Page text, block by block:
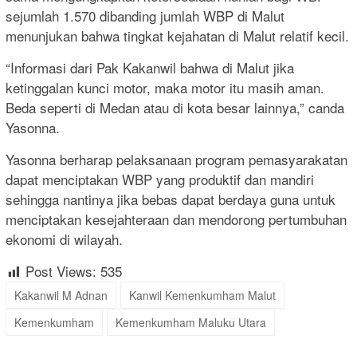
sejumlah 1.570 dibanding jumlah WBP di Malut
menunjukan bahwa tingkat kejahatan di Malut relatif kecil.
“Informasi dari Pak Kakanwil bahwa di Malut jika
ketinggalan kunci motor, maka motor itu masih aman.
Beda seperti di Medan atau di kota besar lainnya,” canda
Yasonna.
Yasonna berharap pelaksanaan program pemasyarakatan
dapat menciptakan WBP yang produktif dan mandiri
sehingga nantinya jika bebas dapat berdaya guna untuk
menciptakan kesejahteraan dan mendorong pertumbuhan
ekonomi di wilayah.
Post Views: 535
Kakanwil M Adnan
Kanwil Kemenkumham Malut
Kemenkumham
Kemenkumham Maluku Utara